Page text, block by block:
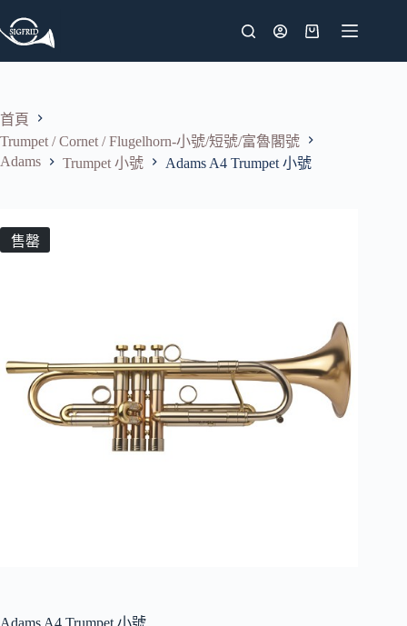
至
容
購
物
首頁
Trumpet / Cornet / Flugelhorn-小號/短號/富魯閣號
Adams
Trumpet 小號 Adams A4 Trumpet 小號
售罄